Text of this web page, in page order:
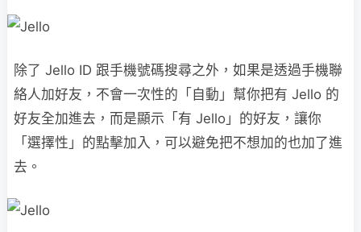
除了 Jello ID 跟手機號碼搜尋之外，如果是透過手機聯
絡人加好友，不會一次性的「自動」幫你把有 Jello 的
好友全加進去，而是顯示「有 Jello」的好友，讓你
「選擇性」的點擊加入，可以避免把不想加的也加了進
去。